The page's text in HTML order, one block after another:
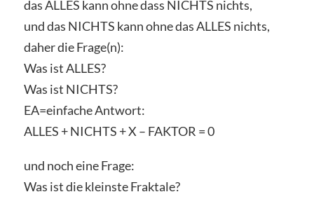
das ALLES kann ohne dass NICHTS nichts,
und das NICHTS kann ohne das ALLES nichts,
daher die Frage(n):
Was ist ALLES?
Was ist NICHTS?
EA=einfache Antwort:
ALLES + NICHTS + X – FAKTOR = 0
und noch eine Frage:
Was ist die kleinste Fraktale?